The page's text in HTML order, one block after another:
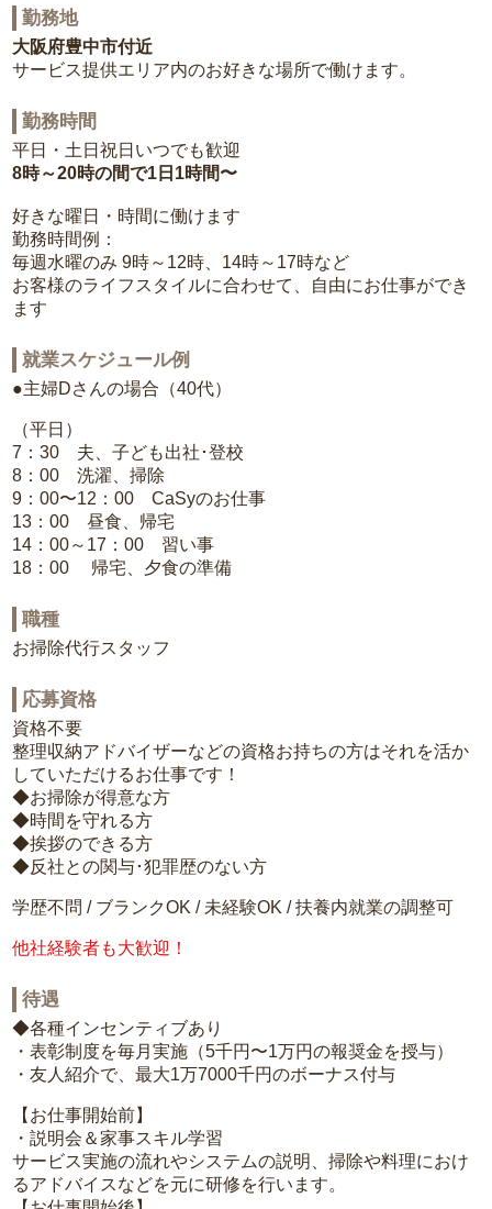
勤務地
大阪府豊中市付近
サービス提供エリア内のお好きな場所で働けます。
勤務時間
平日・土日祝日いつでも歓迎
8時～20時の間で1日1時間〜
好きな曜日・時間に働けます
勤務時間例：
毎週水曜のみ 9時～12時、14時～17時など
お客様のライフスタイルに合わせて、自由にお仕事ができ
ます
就業スケジュール例
●主婦Dさんの場合（40代）
（平日）
7：30 夫、子ども出社･登校
8：00 洗濯、掃除
9：00〜12：00 CaSyのお仕事
13：00 昼食、帰宅
14：00～17：00 習い事
18：00 帰宅、夕食の準備
職種
お掃除代行スタッフ
応募資格
資格不要
整理収納アドバイザーなどの資格お持ちの方はそれを活か
していただけるお仕事です！
◆お掃除が得意な方
◆時間を守れる方
◆挨拶のできる方
◆反社との関与･犯罪歴のない方
学歴不問 / ブランクOK / 未経験OK / 扶養内就業の調整可
他社経験者も大歓迎！
待遇
◆各種インセンティブあり
・表彰制度を毎月実施（5千円〜1万円の報奨金を授与）
・友人紹介で、最大1万7000千円のボーナス付与
【お仕事開始前】
・説明会＆家事スキル学習
サービス実施の流れやシステムの説明、掃除や料理におけ
るアドバイスなどを元に研修を行います。